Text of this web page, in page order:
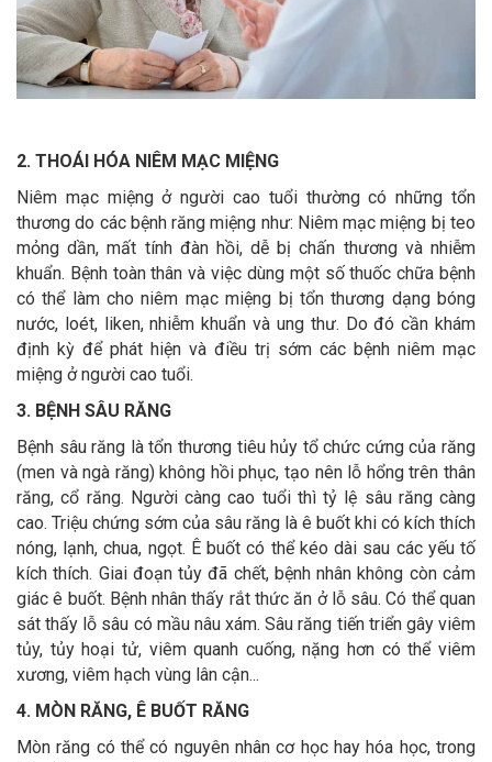
2. THOÁI HÓA NIÊM MẠC MIỆNG
Niêm mạc miệng ở người cao tuổi thường có những tổn
thương do các bệnh răng miệng như: Niêm mạc miệng bị teo
mỏng dần, mất tính đàn hồi, dễ bị chấn thương và nhiễm
khuẩn. Bệnh toàn thân và việc dùng một số thuốc chữa bệnh
có thể làm cho niêm mạc miệng bị tổn thương dạng bóng
nước, loét, liken, nhiễm khuẩn và ung thư. Do đó cần khám
định kỳ để phát hiện và điều trị sớm các bệnh niêm mạc
miệng ở người cao tuổi.
3. BỆNH SÂU RĂNG
Bệnh sâu răng là tổn thương tiêu hủy tổ chức cứng của răng
(men và ngà răng) không hồi phục, tạo nên lỗ hổng trên thân
răng, cổ răng. Người càng cao tuổi thì tỷ lệ sâu răng càng
cao. Triệu chứng sớm của sâu răng là ê buốt khi có kích thích
nóng, lạnh, chua, ngọt. Ê buốt có thể kéo dài sau các yếu tố
kích thích. Giai đoạn tủy đã chết, bệnh nhân không còn cảm
giác ê buốt. Bệnh nhân thấy rắt thức ăn ở lỗ sâu. Có thể quan
sát thấy lỗ sâu có mầu nâu xám. Sâu răng tiến triển gây viêm
tủy, tủy hoại tử, viêm quanh cuống, nặng hơn có thể viêm
xương, viêm hạch vùng lân cận...
4. MÒN RĂNG, Ê BUỐT RĂNG
Mòn răng có thể có nguyên nhân cơ học hay hóa học, trong